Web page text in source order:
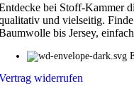
bei Stoff-Kammer
und vielseitig.
bis Jersey,
widerrufen